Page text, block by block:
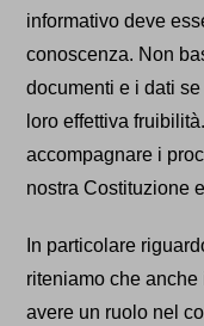
informativo deve
conoscenza. Non
documenti e i dati
loro effettiva
accompagnare i
nostra Costituzione
In particolare
riteniamo che
avere un ruolo nel